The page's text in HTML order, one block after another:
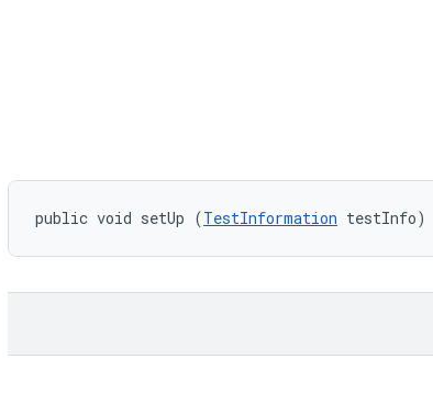
public void setUp (TestInformation testInfo)